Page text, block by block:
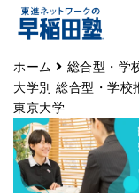
ホーム
総合型・学
大学別 総合型・学校
東京大学